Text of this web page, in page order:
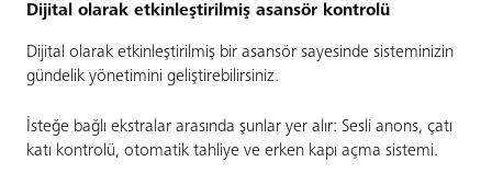
Dijital olarak etkinleştirilmiş asansör kontrolü
Dijital olarak etkinleştirilmiş bir asansör sayesinde sisteminizin
gündelik yönetimini geliştirebilirsiniz.
İsteğe bağlı ekstralar arasında şunlar yer alır: Sesli anons, çatı
katı kontrolü, otomatik tahliye ve erken kapı açma sistemi.